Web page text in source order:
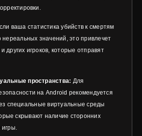
ваша статистика убийств к смертям
нереальных значений, это привлечет
других игроков, которые отправят
пространства: Для
на Android рекомендуется
специальные виртуальные среды
скрывают наличие сторонних
игры.